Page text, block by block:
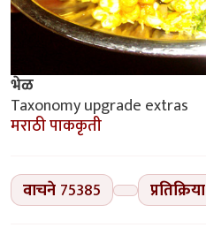
भेळ
Taxonomy upgrade extras
मराठी पाककृती
वाचने 75385 प्रतिक्रिया